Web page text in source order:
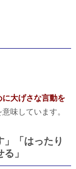
大げさな言動を
意味しています。
「はったり
」